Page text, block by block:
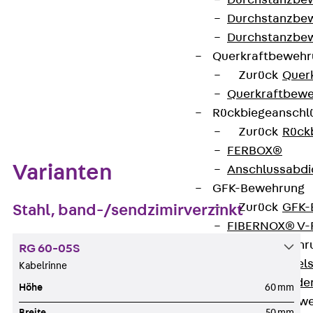
Zurück
Zurück
FERBOX®
GFK-Bewehrung
Zurück
FIBERNOX® V-
Varianten
Stahl, band-/sendzimirverzinkt
RG 60-05S
Kabelrinne
Höhe 60 mm